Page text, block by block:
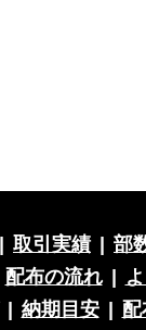
取引実績
部
配布の流れ
納期目安